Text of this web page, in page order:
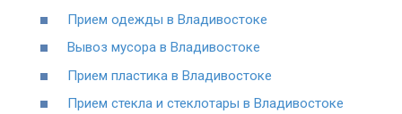
Прием одежды в Владивостоке
Вывоз мусора в Владивостоке
Прием пластика в Владивостоке
Прием стекла и стеклотары в Владивостоке